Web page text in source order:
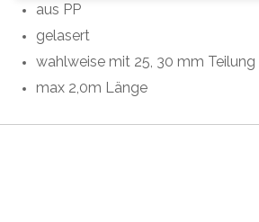
aus PP
gelasert
wahlweise mit 25, 30 mm Teilung
max 2,0m Länge